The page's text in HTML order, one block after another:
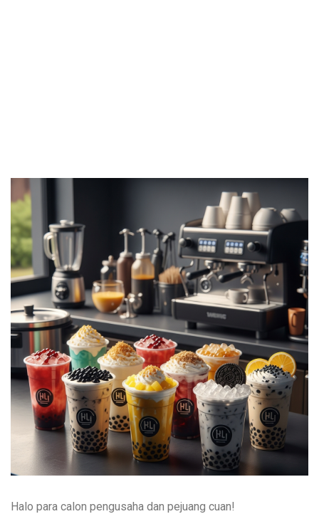
Halo para calon pengusaha dan pejuang cuan!